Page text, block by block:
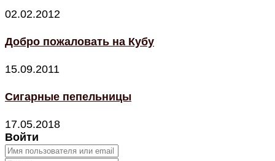
02.02.2012
Добро пожаловать на Кубу
15.09.2011
Сигарные пепельницы
17.05.2018
Войти